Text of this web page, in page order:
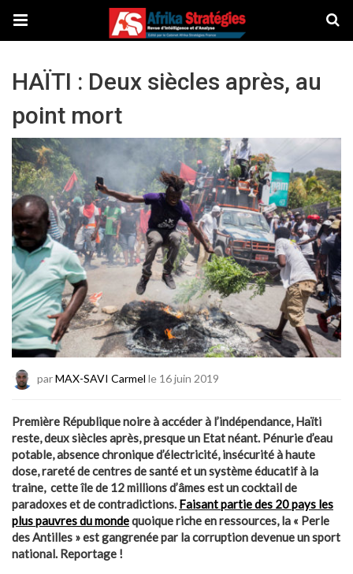
HAÏTI : Deux siècles après, au
point mort
parMAX-SAVI Carmel le 16 juin 2019
Première République noire à accéder à l’indépendance, Haïti
reste, deux siècles après, presque un Etat néant. Pénurie d’eau
potable, absence chronique d’électricité, insécurité à haute
dose, rareté de centres de santé et un système éducatif à la
traine, cette île de 12 millions d’âmes est un cocktail de
paradoxes et de contradictions. Faisant partie des 20 pays les
plus pauvres du mondequoique riche en ressources, la « Perle
des Antilles » est gangrenée par la corruption devenue un sport
national. Reportage !